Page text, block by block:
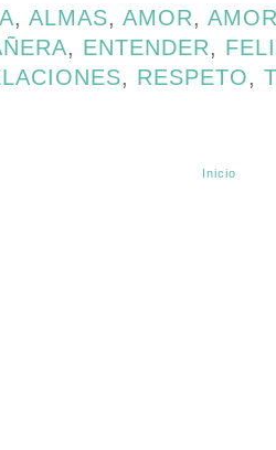
, ALMAS, AMOR,
, ENTENDER,
, RESPETO,
Inicio